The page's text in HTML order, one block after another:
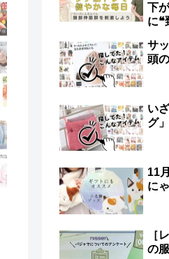
下
に❝
サ
頭
い
グ」
11
に
［
の